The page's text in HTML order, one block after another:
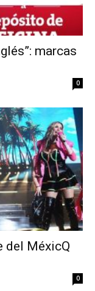
marcas
0
del MéxicQ
0